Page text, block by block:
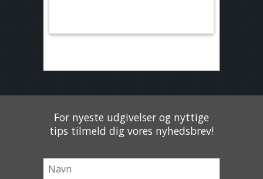
For nyeste udgivelser og nyttige
tips tilmeld dig vores nyhedsbrev!